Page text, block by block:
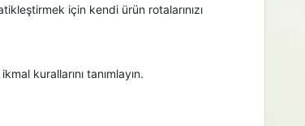
için kendi ürün rotalarınızı
kurallarını tanımlayın.